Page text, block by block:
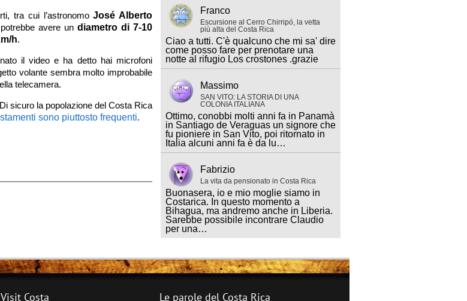
tra cui l’astronomoJosé Alberto
avere un diametro di 7-10
h.
il video e ha detto hai microfoni
volante sembra molto improbabile
telecamera.
sicuro la popolazione del Costa Rica
sono piuttosto frequenti.
Franco
Escursione al Cerro Chirripó, la vetta
più alta del Costa Rica
Ciao a tutti. C'è qualcuno che mi sa' dire
come posso fare per prenotare una
notte al rifugio Los crostones .grazie
Massimo
SAN VITO: LA STORIA DI UNA
COLONIA ITALIANA
Ottimo, conobbi molti anni fa in Panamà
in Santiago de Veraguas un signore che
fu pioniere in San Vito, poi ritornato in
Italia alcuni anni fa è da lu…
Fabrizio
La vita da pensionato in Costa Rica
Buonasera, io e mio moglie siamo in
Costarica. In questo momento a
Bihagua, ma andremo anche in Liberia.
Sarebbe possibile incontrare Claudio
per una…
Costa Le parole del Costa Rica